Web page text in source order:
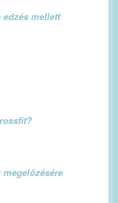
edzés mellett